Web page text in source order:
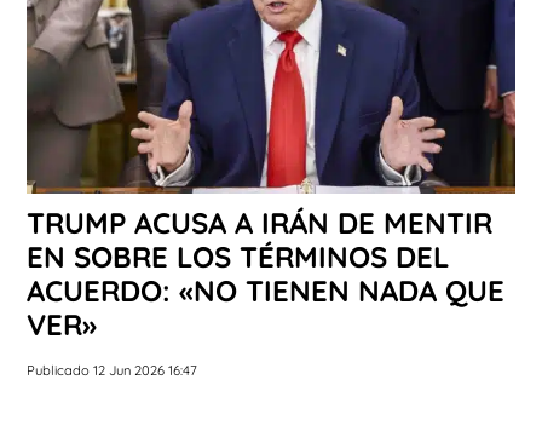
TRUMP ACUSA A IRÁN DE MENTIR
EN SOBRE LOS TÉRMINOS DEL
ACUERDO: «NO TIENEN NADA QUE
VER»
Publicado 12 Jun 2026 16:47